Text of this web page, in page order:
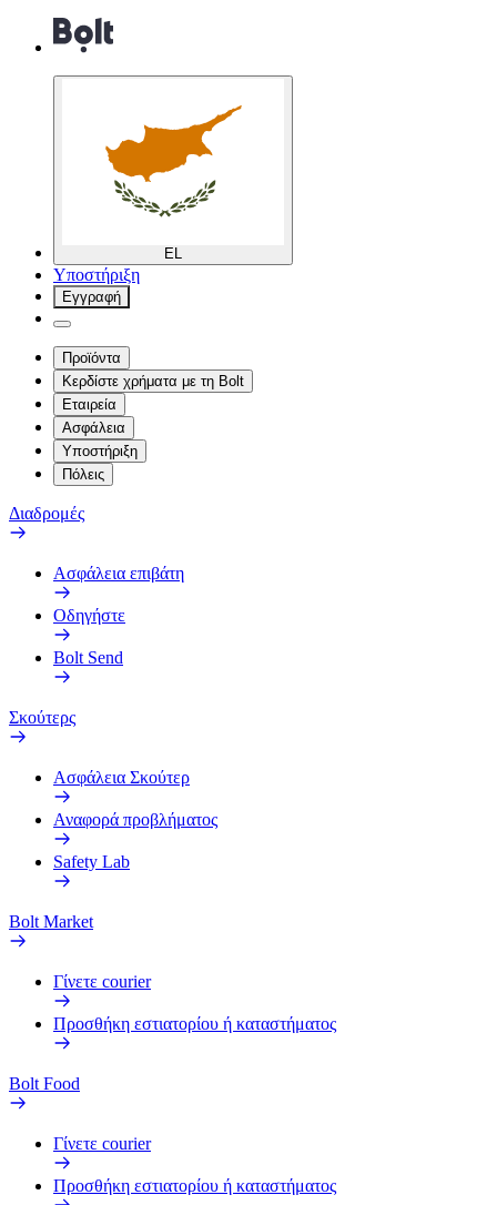
EL
Υποστήριξη
Εγγραφή
Προϊόντα
Κερδίστε χρήματα με τη Bolt
Εταιρεία
Ασφάλεια
Υποστήριξη
Πόλεις
Διαδρομές
Ασφάλεια επιβάτη
Οδηγήστε
Bolt Send
Σκούτερς
Ασφάλεια Σκούτερ
Αναφορά προβλήματος
Safety Lab
Bolt Market
Γίνετε courier
Προσθήκη εστιατορίου ή καταστήματος
Bolt Food
Γίνετε courier
Προσθήκη εστιατορίου ή καταστήματος